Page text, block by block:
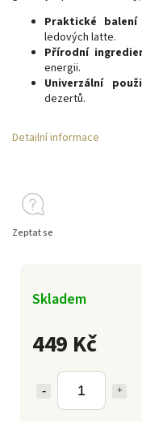
449 Kč
Skladem
Praktické balení
ledových latte.
Přírodní
energii.
Univerzální
dezertů.
Detailní informace
Zeptat se